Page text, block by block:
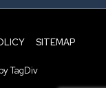
SITEMAP
TagDiv